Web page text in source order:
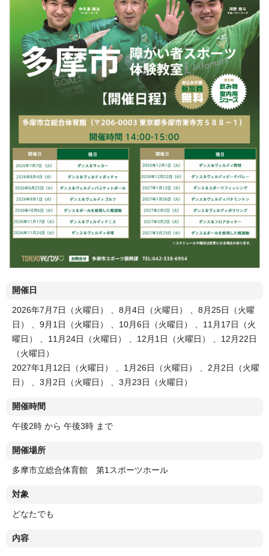
開催日
2026年7月7日（火曜日） 、8月4日（火曜日） 、8月25日（火曜
日） 、9月1日（火曜日） 、10月6日（火曜日） 、11月17日（火
曜日） 、11月24日（火曜日） 、12月1日（火曜日） 、12月22日
（火曜日）
2027年1月12日（火曜日） 、1月26日（火曜日） 、2月2日（火曜
日） 、3月2日（火曜日） 、3月23日（火曜日）
開催時間
午後2時 から 午後3時 まで
開催場所
多摩市立総合体育館 第1スポーツホール
対象
どなたでも
内容